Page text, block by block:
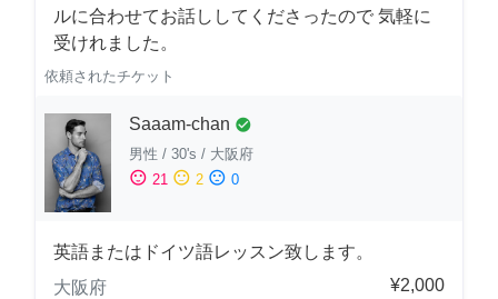
ルに合わせてお話ししてくださったので 気軽に
受けれました。
依頼されたチケット
Saaam-chan check_circle
男性 / 30's / 大阪府
sentiment_satisfied 21 sentiment_neutral 2 sentiment_dissatisfied 0
英語またはドイツ語レッスン致します。
大阪府
¥2,000